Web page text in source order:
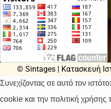
© Sintages | Κατασκευή
Συνεχίζοντας σε αυτό τον
cookie και την πολιτική